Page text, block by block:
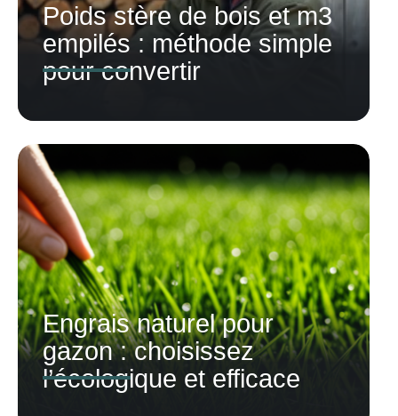
Poids stère de bois et m3
empilés : méthode simple
pour convertir
Engrais naturel pour
gazon : choisissez
l’écologique et efficace